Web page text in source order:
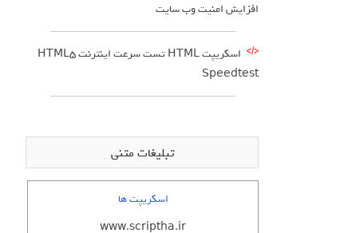
افزایش امنیت وب سایت
اسکریپت HTML تست سرعت اینترنت HTML5
Speedtest
تبلیغات متنی
اسکریپت ها
www.scriptha.ir